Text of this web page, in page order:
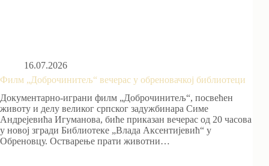
16.07.2026
Филм „Доброчинитељ“ вечерас у обреновачкој библиотеци
Документарно-играни филм „Доброчинитељ“, посвећен
животу и делу великог српског задужбинара Симе
Андрејевића Игуманова, биће приказан вечерас од 20 часова
у новој згради Библиотеке „Влада Аксентијевић“ у
Обреновцу. Остварење прати животни…